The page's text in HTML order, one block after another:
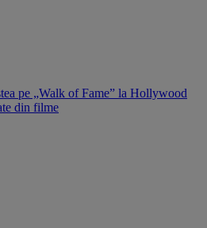
pe „Walk of Fame” la Hollywood
din filme